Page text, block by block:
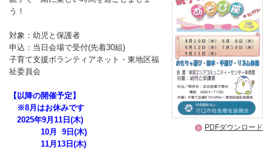
う！
対象：幼児と保護者
申込：当日会場で受付(先着30組)
子育て支援ボランティアネット・東地区福
祉委員会
【以降の開催予定】
※8月はお休みです
2025年9月11日(木)
10月 9日(木)
11月13日(木)
PDFダウンロード